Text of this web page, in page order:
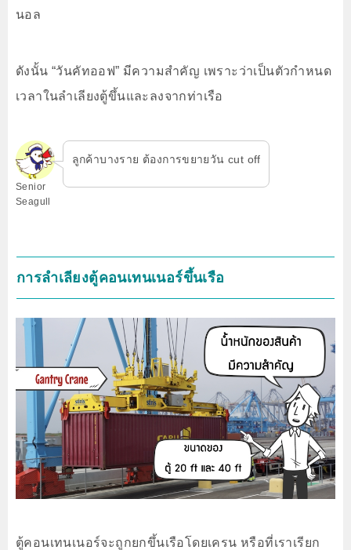
นอล
ดังนั้น “วันคัทออฟ” มีความสำคัญ เพราะว่าเป็นตัวกำหนด
เวลาในลำเลียงตู้ขึ้นและลงจากท่าเรือ
Senior
Seagull
ลูกค้าบางราย ต้องการขยายวัน cut off
การลำเลียงตู้คอนเทนเนอร์ขึ้นเรือ
ตู้คอนเทนเนอร์จะถูกยกขึ้นเรือโดยเครน หรือที่เราเรียก